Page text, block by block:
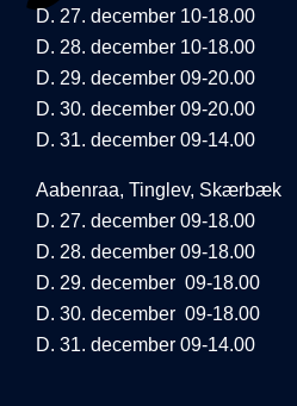
D. 27. december 10-18.00
D. 28. december 10-18.00
D. 29. december 09-20.00
D. 30. december 09-20.00
D. 31. december 09-14.00
Aabenraa, Tinglev, Skærbæk
D. 27. december 09-18.00
D. 28. december 09-18.00
D. 29. december 09-18.00
D. 30. december 09-18.00
D. 31. december 09-14.00